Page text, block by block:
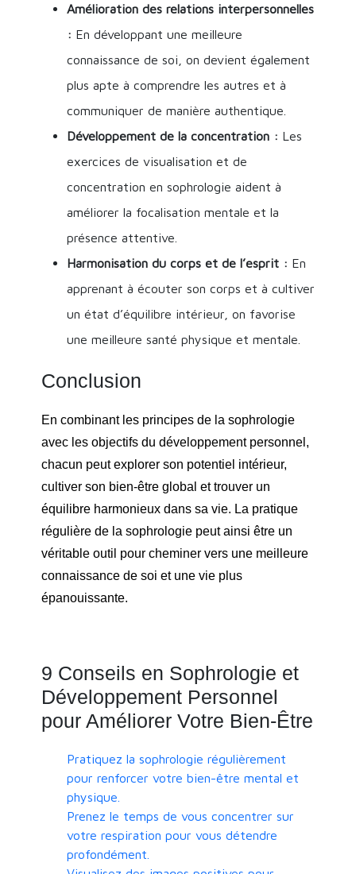
Amélioration des relations interpersonnelles
: En développant une meilleure
connaissance de soi, on devient également
plus apte à comprendre les autres et à
communiquer de manière authentique.
Développement de la concentration : Les
exercices de visualisation et de
concentration en sophrologie aident à
améliorer la focalisation mentale et la
présence attentive.
Harmonisation du corps et de l’esprit : En
apprenant à écouter son corps et à cultiver
un état d’équilibre intérieur, on favorise
une meilleure santé physique et mentale.
Conclusion
En combinant les principes de la sophrologie
avec les objectifs du développement personnel,
chacun peut explorer son potentiel intérieur,
cultiver son bien-être global et trouver un
équilibre harmonieux dans sa vie. La pratique
régulière de la sophrologie peut ainsi être un
véritable outil pour cheminer vers une meilleure
connaissance de soi et une vie plus
épanouissante.
9 Conseils en Sophrologie et
Développement Personnel
pour Améliorer Votre Bien-Être
Pratiquez la sophrologie régulièrement
pour renforcer votre bien-être mental et
physique.
Prenez le temps de vous concentrer sur
votre respiration pour vous détendre
profondément.